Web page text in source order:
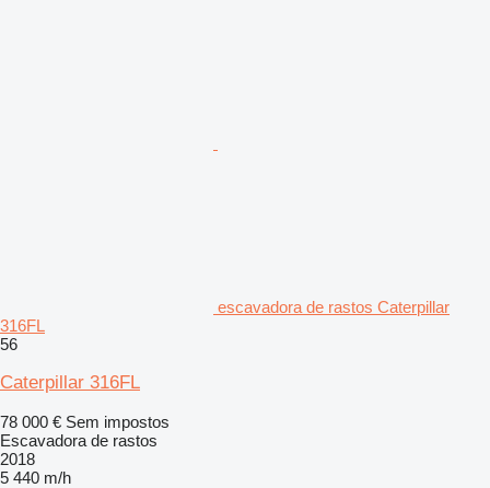
escavadora de rastos Caterpillar
316FL
56
Caterpillar 316FL
78 000 € Sem impostos
Escavadora de rastos
2018
5 440 m/h